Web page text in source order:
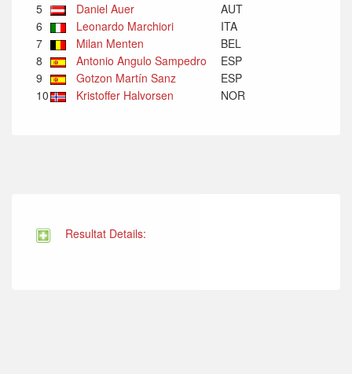
5
Daniel Auer
AUT
6
Leonardo Marchiori
ITA
7
Milan Menten
BEL
8
Antonio Angulo Sampedro
ESP
9
Gotzon Martín Sanz
ESP
10
Kristoffer Halvorsen NOR
Resultat Details: